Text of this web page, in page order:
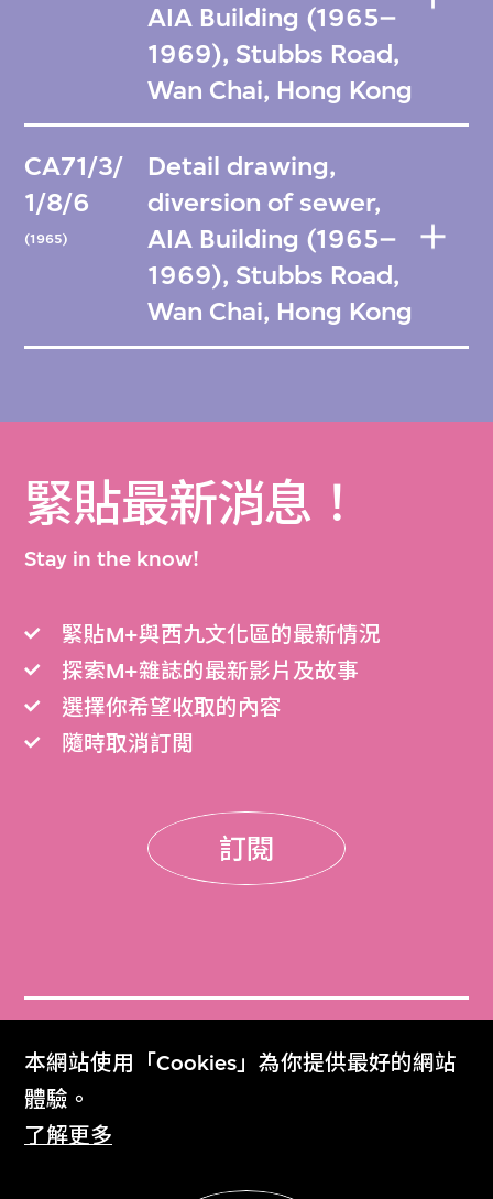
本網站使用「Cookies」為你提供最好的網站
體驗。
了解更多
AIA Building (1965–
1969), Stubbs Road,
Wan Chai, Hong Kong
CA71/3/
1/8/6
(1965)
Detail drawing,
diversion of sewer,
AIA Building (1965–
1969), Stubbs Road,
Wan Chai, Hong Kong
緊貼最新消息！
Stay in the know!
緊貼M+與西九文化區的最新情況
探索M+雜誌的最新影片及故事
選擇你希望收取的內容
隨時取消訂閲
訂閱
門票
Get Tickets
M+雜誌